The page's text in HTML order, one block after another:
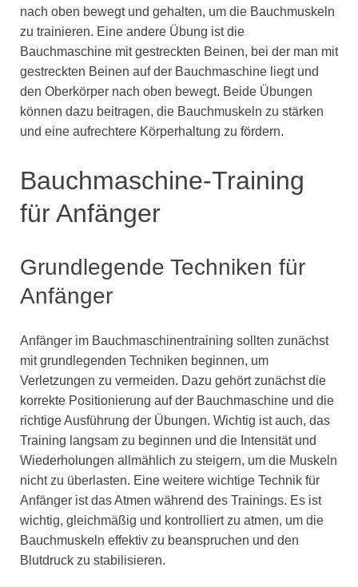
nach oben bewegt und gehalten, um die Bauchmuskeln
zu trainieren. Eine andere Übung ist die
Bauchmaschine mit gestreckten Beinen, bei der man mit
gestreckten Beinen auf der Bauchmaschine liegt und
den Oberkörper nach oben bewegt. Beide Übungen
können dazu beitragen, die Bauchmuskeln zu stärken
und eine aufrechtere Körperhaltung zu fördern.
Bauchmaschine-Training
für Anfänger
Grundlegende Techniken für
Anfänger
Anfänger im Bauchmaschinentraining sollten zunächst
mit grundlegenden Techniken beginnen, um
Verletzungen zu vermeiden. Dazu gehört zunächst die
korrekte Positionierung auf der Bauchmaschine und die
richtige Ausführung der Übungen. Wichtig ist auch, das
Training langsam zu beginnen und die Intensität und
Wiederholungen allmählich zu steigern, um die Muskeln
nicht zu überlasten. Eine weitere wichtige Technik für
Anfänger ist das Atmen während des Trainings. Es ist
wichtig, gleichmäßig und kontrolliert zu atmen, um die
Bauchmuskeln effektiv zu beanspruchen und den
Blutdruck zu stabilisieren.